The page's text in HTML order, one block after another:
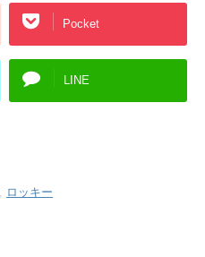
Pocket
LINE
ロッキー